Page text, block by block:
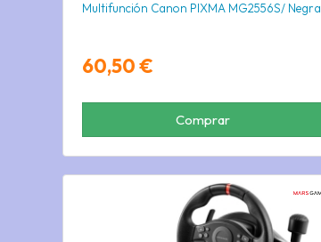
Multifunción Canon PIXMA MG2556S/ Negra
60,50 €
Comprar